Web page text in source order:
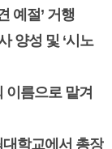
예절’ 거행
양성 및 ‘시노
이름으로 맡겨
학교에서 총장